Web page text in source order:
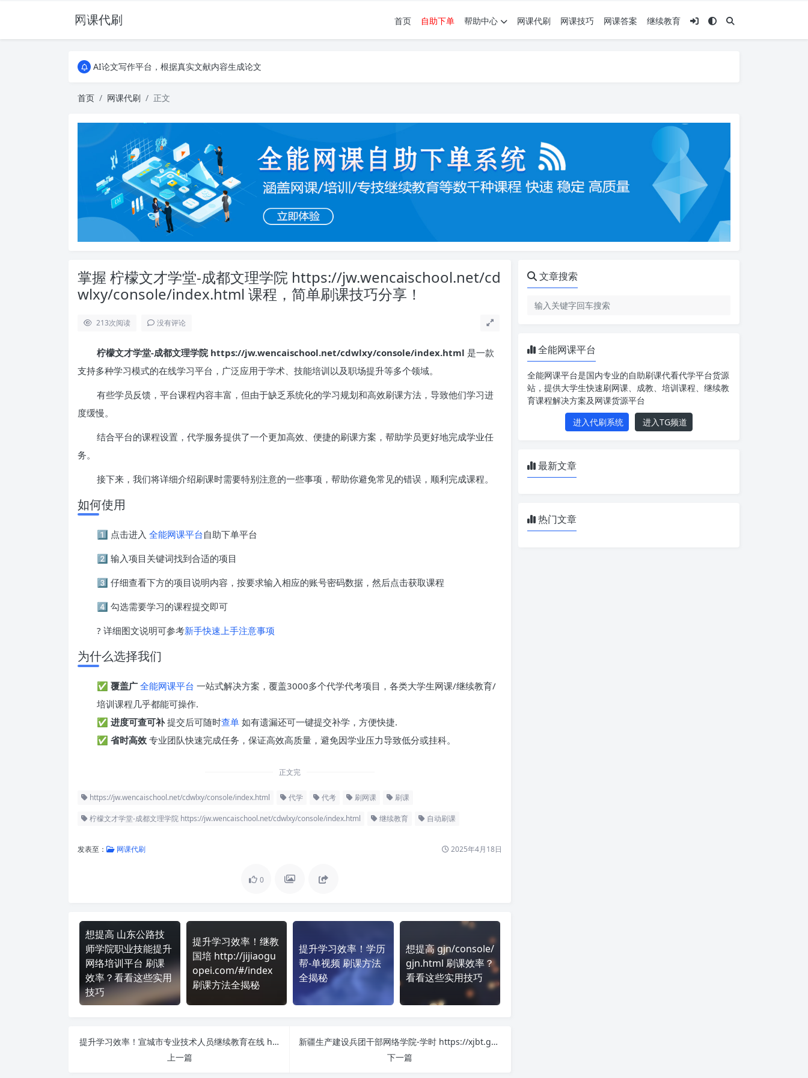
网课代刷 首页 自助下单 帮助中心 网课代刷 网课技巧 网课答案 继续教育
AI论文写作平台，根据真实文献内容生成论文
全能网课平台，大学生网课、成教、培训、继续教育。现已接入代刷代考项目3000+
全能网课平台，大学生网课、成教、培训、继续教育。现已接入代刷代考项目3000+
首页 网课代刷 正文
掌握 柠檬文才学堂-成都文理学院 https://jw.wencaischool.net/cd
wlxy/console/index.html 课程，简单刷课技巧分享！
213次阅读 没有评论
柠檬文才学堂-成都文理学院 https://jw.wencaischool.net/cdwlxy/console/index.html 是一款
支持多种学习模式的在线学习平台，广泛应用于学术、技能培训以及职场提升等多个领域。
有些学员反馈，平台课程内容丰富，但由于缺乏系统化的学习规划和高效刷课方法，导致他们学习进
度缓慢。
结合平台的课程设置，代学服务提供了一个更加高效、便捷的刷课方案，帮助学员更好地完成学业任
务。
接下来，我们将详细介绍刷课时需要特别注意的一些事项，帮助你避免常见的错误，顺利完成课程。
如何使用
1️⃣ 点击进入 全能网课平台自助下单平台
2️⃣ 输入项目关键词找到合适的项目
3️⃣ 仔细查看下方的项目说明内容，按要求输入相应的账号密码数据，然后点击获取课程
4️⃣ 勾选需要学习的课程提交即可
? 详细图文说明可参考新手快速上手注意事项
为什么选择我们
✅ 覆盖广 全能网课平台 一站式解决方案，覆盖3000多个代学代考项目，各类大学生网课/继续教育/
培训课程几乎都能可操作.
✅ 进度可查可补提交后可随时查单 如有遗漏还可一键提交补学，方便快捷.
✅ 省时高效 专业团队快速完成任务，保证高效高质量，避免因学业压力导致低分或挂科。
正文完
https://jw.wencaischool.net/cdwlxy/console/index.html 代学 代考 刷网课 刷课
柠檬文才学堂-成都文理学院 https://jw.wencaischool.net/cdwlxy/console/index.html 继续教育 自动刷课
发表至： 网课代刷 2025年4月18日
0
想提高 山东公路技
师学院职业技能提升
网络培训平台 刷课
效率？看看这些实用
技巧
提升学习效率！继教
国培 http://jijiaogu
opei.com/#/index
刷课方法全揭秘
提升学习效率！学历
帮-单视频 刷课方法
全揭秘
想提高 gjn/console/
gjn.html 刷课效率？
看看这些实用技巧
提升学习效率！宣城市专业技术人员继续教育在线 https://xc.zjzx.ah.cn/ 刷课方法全揭秘
上一篇
新疆生产建设兵团干部网络学院-学时 https://xjbt.gwypx.com.cn/ 课程学习无压力！教你高效刷题技巧
下一篇
文章搜索
全能网课平台
全能网课平台是国内专业的自助刷课代看代学平台货源
站，提供大学生快速刷网课、成教、培训课程、继续教
育课程解决方案及网课货源平台
进入代刷系统
进入TG频道
最新文章
热门文章